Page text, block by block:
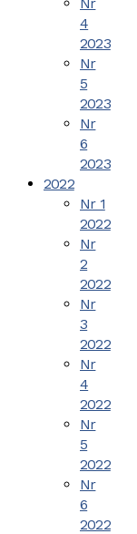
4
2023
Nr
5
2023
Nr
6
2023
2022
Nr 1
2022
Nr
2
2022
Nr
3
2022
Nr
4
2022
Nr
5
2022
Nr
6
2022